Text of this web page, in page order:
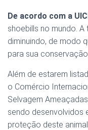
De acordo com a
shoebills no mundo.
diminuindo, de modo
para sua
Além de estarem
o Comércio
Selvagem
sendo desenvolvidos
proteção deste